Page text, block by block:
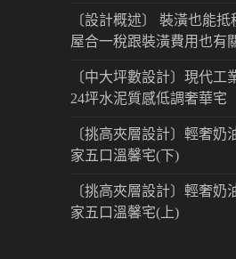
〔設計概述〕 裝潢也能抵
屋合一稅跟裝潢費用也有
〔中大坪數設計〕現代工
24坪水泥質感低調奢華宅
〔挑高夾層設計〕輕奢奶
家五口溫馨宅(下)
〔挑高夾層設計〕輕奢奶
家五口溫馨宅(上)